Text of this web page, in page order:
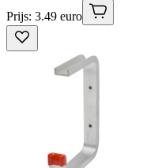
Prijs: 3.49 euro